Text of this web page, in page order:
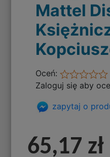
Mattel
Oceń:
Zaloguj się aby
zapytaj o
65,17 zł